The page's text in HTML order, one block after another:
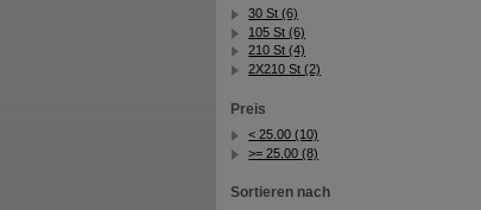
30 St (6)
105 St (6)
210 St (4)
2X210 St (2)
Preis
< 25.00 (10)
>= 25.00 (8)
Sortieren nach